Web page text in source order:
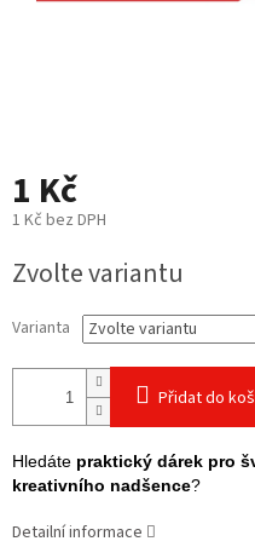
1 Kč
1 Kč bez DPH
cena:
Zvolte variantu
Varianta
Přidat do
Hledáte praktický dárek pro
kreativního nadšence?
Detailní informace